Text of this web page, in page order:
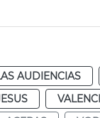
AUDIENCIAS